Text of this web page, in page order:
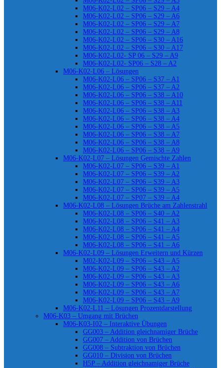
M06-K02-L02 – SP06 – S29 – A4
M06-K02-L02 – SP06 – S29 – A6
M06-K02-L02 – SP06 – S29 – A7
M06-K02-L02 – SP06 – S29 – A8
M06-K02-L02 – SP06 – S30 – A16
M06-K02-L02 – SP06 – S30 – A17
M06-K02-L02- SP 06 – S29 – A9
M06-K02-L02- SP06 – S28 – A2
M06-K02-L06 – Lösungen
M06-K02-L06 – SP06 – S37 – A1
M06-K02-L06 – SP06 – S37 – A2
M06-K02-L06 – SP06 – S38 – A10
M06-K02-L06 – SP06 – S38 – A11
M06-K02-L06 – SP06 – S38 – A3
M06-K02-L06 – SP06 – S38 – A4
M06-K02-L06 – SP06 – S38 – A5
M06-K02-L06 – SP06 – S38 – A7
M06-K02-L06 – SP06 – S38 – A8
M06-K02-L06 – SP06 – S38 – A9
M06-K02-L07 – Lösungen Gemischte Zahlen
M06-K02-L07 – SP06 – S39 – A1
M06-K02-L07 – SP06 – S39 – A2
M06-K02-L07 – SP06 – S39 – A3
M06-K02-L07 – SP06 – S39 – A5
M06-K02-L07 – SP07 – S39 – A4
M06-K02-L08 – Lösungen Brüche am Zahlenstrahl
M06-K02-L08 – SP06 – S40 – A2
M06-K02-L08 – SP06 – S41 – A3
M06-K02-L08 – SP06 – S41 – A4
M06-K02-L08 – SP06 – S41 – A5
M06-K02-L08 – SP06 – S41 – A6
M06-K02-L09 – Lösungen Erweitern und Kürzen
M02-K02-L09 – SP06 – S43 – A5
M06-K02-L09 – SP06 – S43 – A2
M06-K02-L09 – SP06 – S43 – A3
M06-K02-L09 – SP06 – S43 – A6
M06-K02-L09 – SP06 – S43 – A7
M06-K02-L09 – SP06 – S43 – A9
M06-K02-L11 – Lösungen Prozentdarstellung
M06-K03 – Umgang mit Brüchen
M06-K03-I02 – Interaktive Übungen
GG003 – Addition gleichnamiger Brüche
GG007 – Addition von Brüchen
GG008 – Subtraktion von Brüchen
GG010 – Division von Brüchen
H5P – Addition gleichnamiger Brüche